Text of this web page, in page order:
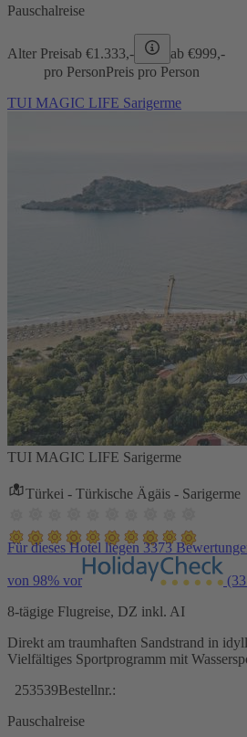
Pauschalreise
Alter Preisab €1.333,- ab €999,-
pro PersonPreis pro Person
TUI MAGIC LIFE Sarigerme
TUI MAGIC LIFE Sarigerme
Türkei - Türkische Ägäis - Sarigerme
Für dieses Hotel liegen 3373
von 98% vor
8-tägige Flugreise, DZ inkl. AI
Direkt am traumhaften Sandstrand in
Vielfältiges Sportprogramm mit
253539Bestellnr.:
Pauschalreise